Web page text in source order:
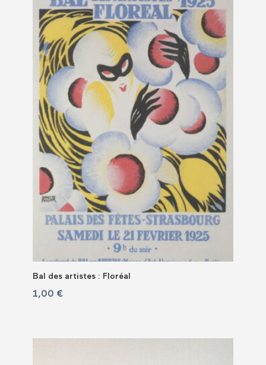
Bal des artistes : Floréal
1,00 €